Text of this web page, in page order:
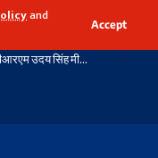
and
Accept
अचानक गया जंक्शन पहुंचे डीआरएम उदय सिंह मीना, यात्री सुविधाओं का लिया जायजा